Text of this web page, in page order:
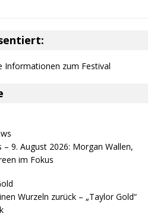
9. August 2026: Morgan Wallen,
im Fokus
Wurzeln zurück – „Taylor Gold“